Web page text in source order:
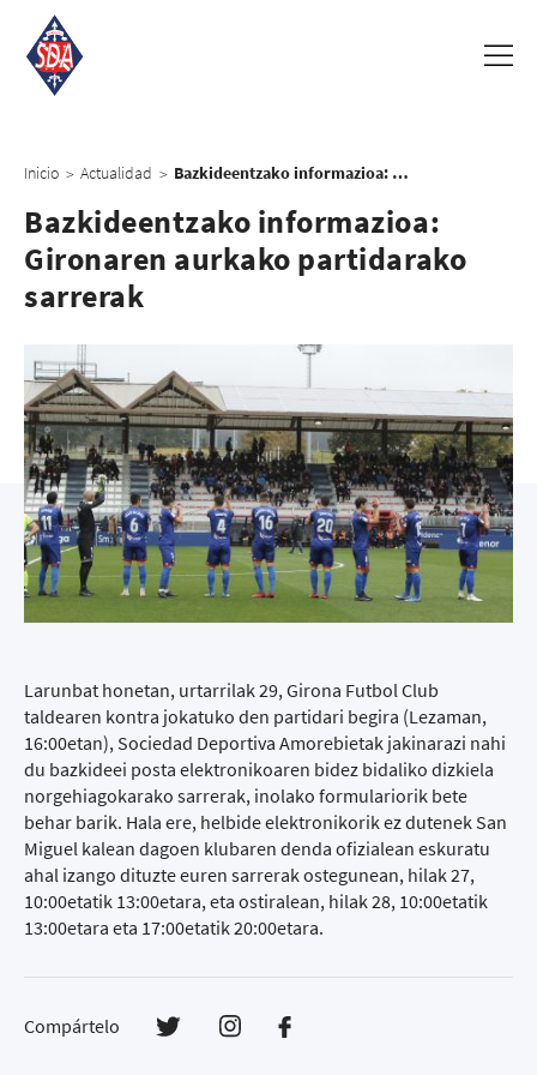
Inicio > Actualidad > Bazkideentzako informazioa: Gironaren aurkako partidarako sarrerak
Bazkideentzako informazioa:
Gironaren aurkako partidarako
sarrerak
Larunbat honetan, urtarrilak 29, Girona Futbol Club
taldearen kontra jokatuko den partidari begira (Lezaman,
16:00etan), Sociedad Deportiva Amorebietak jakinarazi nahi
du bazkideei posta elektronikoaren bidez bidaliko dizkiela
norgehiagokarako sarrerak, inolako formulariorik bete
behar barik. Hala ere, helbide elektronikorik ez dutenek San
Miguel kalean dagoen klubaren denda ofizialean eskuratu
ahal izango dituzte euren sarrerak ostegunean, hilak 27,
10:00etatik 13:00etara, eta ostiralean, hilak 28, 10:00etatik
13:00etara eta 17:00etatik 20:00etara.
Compártelo